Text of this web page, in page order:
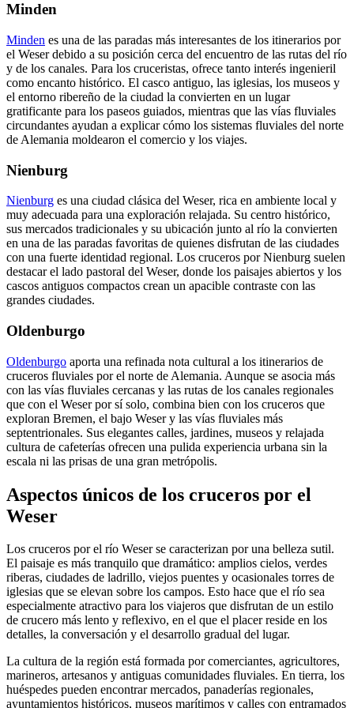
Minden
Minden es una de las paradas más interesantes de los itinerarios por
el Weser debido a su posición cerca del encuentro de las rutas del río
y de los canales. Para los cruceristas, ofrece tanto interés ingenieril
como encanto histórico. El casco antiguo, las iglesias, los museos y
el entorno ribereño de la ciudad la convierten en un lugar
gratificante para los paseos guiados, mientras que las vías fluviales
circundantes ayudan a explicar cómo los sistemas fluviales del norte
de Alemania moldearon el comercio y los viajes.
Nienburg
Nienburg es una ciudad clásica del Weser, rica en ambiente local y
muy adecuada para una exploración relajada. Su centro histórico,
sus mercados tradicionales y su ubicación junto al río la convierten
en una de las paradas favoritas de quienes disfrutan de las ciudades
con una fuerte identidad regional. Los cruceros por Nienburg suelen
destacar el lado pastoral del Weser, donde los paisajes abiertos y los
cascos antiguos compactos crean un apacible contraste con las
grandes ciudades.
Oldenburgo
Oldenburgo aporta una refinada nota cultural a los itinerarios de
cruceros fluviales por el norte de Alemania. Aunque se asocia más
con las vías fluviales cercanas y las rutas de los canales regionales
que con el Weser por sí solo, combina bien con los cruceros que
exploran Bremen, el bajo Weser y las vías fluviales más
septentrionales. Sus elegantes calles, jardines, museos y relajada
cultura de cafeterías ofrecen una pulida experiencia urbana sin la
escala ni las prisas de una gran metrópolis.
Aspectos únicos de los cruceros por el
Weser
Los cruceros por el río Weser se caracterizan por una belleza sutil.
El paisaje es más tranquilo que dramático: amplios cielos, verdes
riberas, ciudades de ladrillo, viejos puentes y ocasionales torres de
iglesias que se elevan sobre los campos. Esto hace que el río sea
especialmente atractivo para los viajeros que disfrutan de un estilo
de crucero más lento y reflexivo, en el que el placer reside en los
detalles, la conversación y el desarrollo gradual del lugar.
La cultura de la región está formada por comerciantes, agricultores,
marineros, artesanos y antiguas comunidades fluviales. En tierra, los
huéspedes pueden encontrar mercados, panaderías regionales,
ayuntamientos históricos, museos marítimos y calles con entramados